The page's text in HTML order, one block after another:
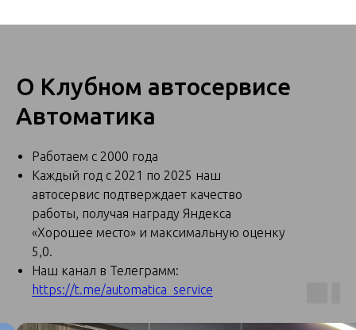
О Клубном автосервисе
Автоматика
Работаем с 2000 года
Каждый год с 2021 по 2025 наш
автосервис подтверждает качество
работы, получая награду Яндекса
«Хорошее место» и максимальную оценку
5,0.
Наш канал в Телеграмм:
https://t.me/automatica_service